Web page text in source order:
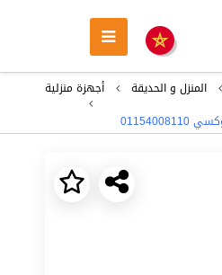
المنزل و الحديقة
أجهزة منزلية